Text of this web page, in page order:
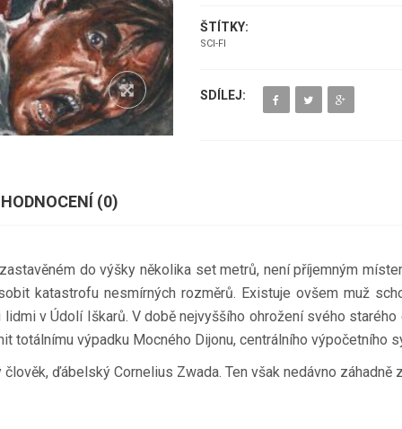
ŠTÍTKY:
SCI-FI
SDÍLEJ:
HODNOCENÍ (0)
do výšky několika set metrů, není příjemným
katastrofu nesmírných rozměrů. Existuje ovšem muž
v Údolí Iškarů. V době nejvyššího ohrožení svého
totálnímu výpadku Mocného Dijonu, centrálního výpočetního
ďábelský Cornelius Zwada. Ten však nedávno záhadně